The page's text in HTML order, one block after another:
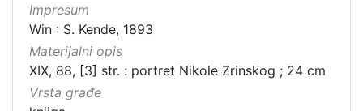
Impresum
Win : S. Kende, 1893
Materijalni opis
XIX, 88, [3] str. : portret Nikole Zrinskog ; 24 cm
Vrsta građe